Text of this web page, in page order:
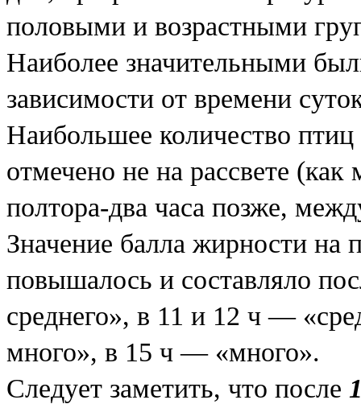
половыми и возрастными
Наиболее значительными
зависимости от времени
Наибольшее количество
отмечено не на рассвете
полтора-два часа позже,
Значение балла жирности на
повышалось и составляло
среднего», в 11 и 12 ч —
много», в 15 ч — «много».
Следует заметить, что после